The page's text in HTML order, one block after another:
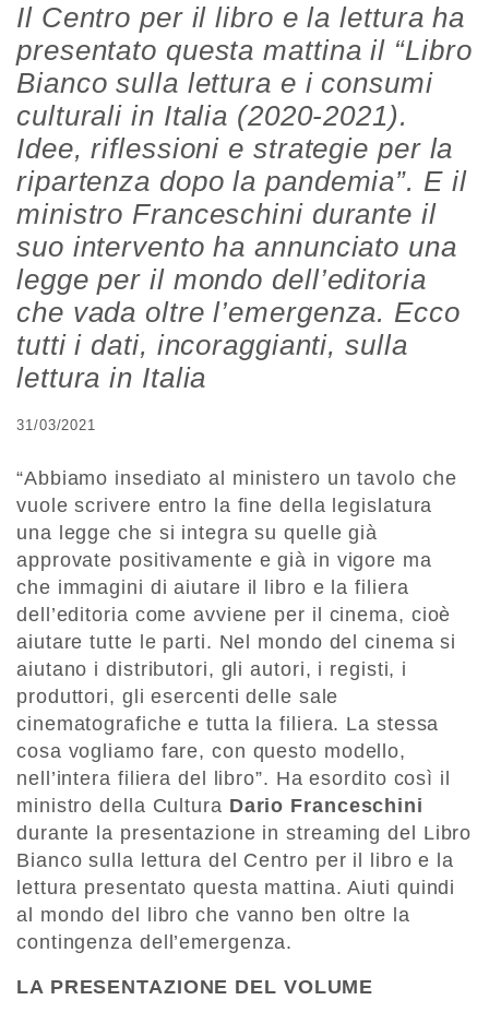
Il Centro per il libro e la lettura ha
presentato questa mattina il “Libro
Bianco sulla lettura e i consumi
culturali in Italia (2020-2021).
Idee, riflessioni e strategie per la
ripartenza dopo la pandemia”. E il
ministro Franceschini durante il
suo intervento ha annunciato una
legge per il mondo dell’editoria
che vada oltre l’emergenza. Ecco
tutti i dati, incoraggianti, sulla
lettura in Italia
31/03/2021
“Abbiamo insediato al ministero un tavolo che
vuole scrivere entro la fine della legislatura
una legge che si integra su quelle già
approvate positivamente e già in vigore ma
che immagini di aiutare il libro e la filiera
dell’editoria come avviene per il cinema, cioè
aiutare tutte le parti. Nel mondo del cinema si
aiutano i distributori, gli autori, i registi, i
produttori, gli esercenti delle sale
cinematografiche e tutta la filiera. La stessa
cosa vogliamo fare, con questo modello,
nell’intera filiera del libro”. Ha esordito così il
ministro della Cultura Dario Franceschini
durante la presentazione in streaming del Libro
Bianco sulla lettura del Centro per il libro e la
lettura presentato questa mattina. Aiuti quindi
al mondo del libro che vanno ben oltre la
contingenza dell’emergenza.
LA PRESENTAZIONE DEL VOLUME